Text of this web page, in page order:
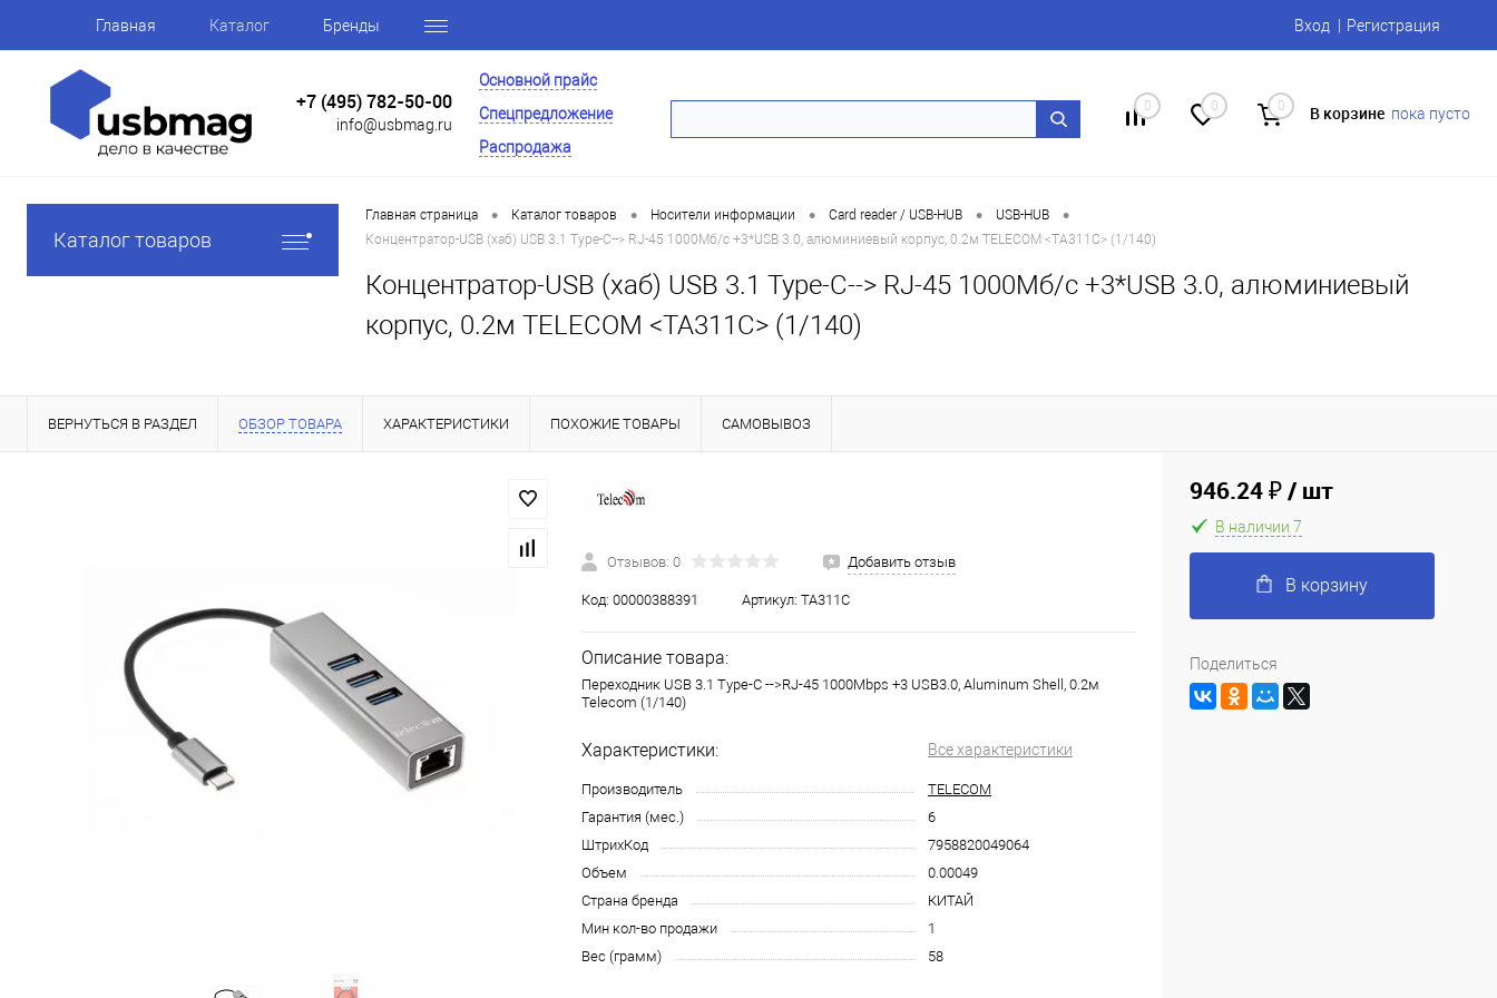
Главная Каталог Бренды Вход Регистрация
+7 (495) 782-50-00
info@usbmag.ru
Основной прайс
Спецпредложение
Распродажа
0 0 0 В корзине пока пусто
Каталог товаров
Главная страница • Каталог товаров • Носители информации • Card reader / USB-HUB • USB-HUB •
Концентратор-USB (хаб) USB 3.1 Type-C--> RJ-45 1000Мб/с +3*USB 3.0, алюминиевый корпус, 0.2м TELECOM <TA311C> (1/140)
Концентратор-USB (хаб) USB 3.1 Type-C--> RJ-45 1000Мб/с +3*USB 3.0, алюминиевый
корпус, 0.2м TELECOM <TA311C> (1/140)
ВЕРНУТЬСЯ В РАЗДЕЛ ОБЗОР ТОВАРА ХАРАКТЕРИСТИКИ ПОХОЖИЕ ТОВАРЫ САМОВЫВОЗ
Отзывов: 0 Добавить отзыв
Код: 00000388391 Артикул: TA311C
Описание товара:
Переходник USB 3.1 Type-C -->RJ-45 1000Mbps +3 USB3.0, Aluminum Shell, 0.2м
Telecom (1/140)
Характеристики: Все характеристики
Производитель
TELECOM
Гарантия (мес.)
6
ШтрихКод
7958820049064
Объем
0.00049
Страна бренда
КИТАЙ
Мин кол-во продажи
1
Вес (грамм)
58
946.24 ₽/ шт
В наличии 7
В корзину
Поделиться